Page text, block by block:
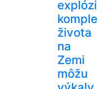
života
na
Zemi
môžu